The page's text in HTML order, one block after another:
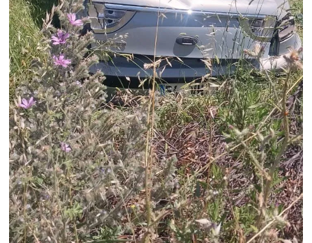
SPOR
SÜRMANŞET
Susurluk
TARİHTE BUGÜN
TEKNOLOJİ
Trend
TÜRKİYE